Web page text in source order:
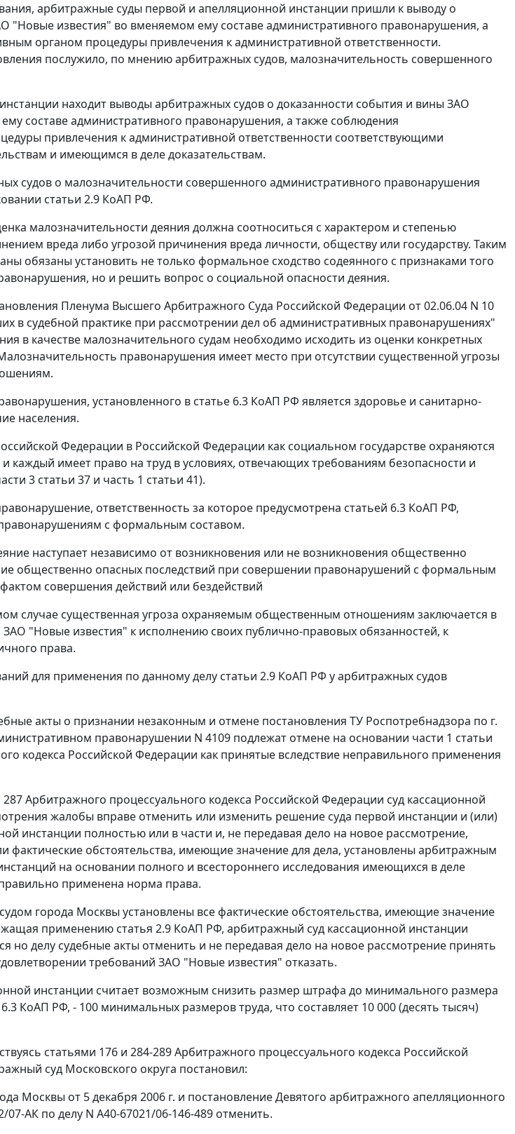
арбитражные суды первой и апелляционной инстанции пришли к выводу о
"Новые известия" во вменяемом ему составе административного правонарушения, а
органом процедуры привлечения к административной ответственности.
послужило, по мнению арбитражных судов, малозначительность совершенного
находит выводы арбитражных судов о доказанности события и вины ЗАО
составе административного правонарушения, а также соблюдения
привлечения к административной ответственности соответствующими
и имеющимся в деле доказательствам.
судов о малозначительности совершенного административного правонарушения
статьи 2.9 КоАП РФ.
малозначительности деяния должна соотноситься с характером и степенью
вреда либо угрозой причинения вреда личности, обществу или государству. Таким
обязаны установить не только формальное сходство содеянного с признаками того
но и решить вопрос о социальной опасности деяния.
Пленума Высшего Арбитражного Суда Российской Федерации от 02.06.04 N 10
в судебной практике при рассмотрении дел об административных правонарушениях"
в качестве малозначительного судам необходимо исходить из оценки конкретных
правонарушения имеет место при отсутствии существенной угрозы
установленного в статье 6.3 КоАП РФ является здоровье и санитарно-
населения.
Федерации в Российской Федерации как социальном государстве охраняются
каждый имеет право на труд в условиях, отвечающих требованиям безопасности и
3 статьи 37 и часть 1 статьи 41).
ответственность за которое предусмотрена статьей 6.3 КоАП РФ,
с формальным составом.
наступает независимо от возникновения или не возникновения общественно
общественно опасных последствий при совершении правонарушений с формальным
совершения действий или бездействий
случае существенная угроза охраняемым общественным отношениям заключается в
"Новые известия" к исполнению своих публично-правовых обязанностей, к
права.
для применения по данному делу статьи 2.9 КоАП РФ у арбитражных судов
акты о признании незаконным и отмене постановления ТУ Роспотребнадзора по г.
правонарушении N 4109 подлежат отмене на основании части 1 статьи
кодекса Российской Федерации как принятые вследствие неправильного применения
287 Арбитражного процессуального кодекса Российской Федерации суд кассационной
жалобы вправе отменить или изменить решение суда первой инстанции и (или)
инстанции полностью или в части и, не передавая дело на новое рассмотрение,
фактические обстоятельства, имеющие значение для дела, установлены арбитражным
на основании полного и всестороннего исследования имеющихся в деле
применена норма права.
города Москвы установлены все фактические обстоятельства, имеющие значение
применению статья 2.9 КоАП РФ, арбитражный суд кассационной инстанции
но делу судебные акты отменить и не передавая дело на новое рассмотрение принять
требований ЗАО "Новые известия" отказать.
инстанции считает возможным снизить размер штрафа до минимального размера
КоАП РФ, - 100 минимальных размеров труда, что составляет 10 000 (десять тысяч)
статьями 176 и 284-289 Арбитражного процессуального кодекса Российской
суд Московского округа постановил:
Москвы от 5 декабря 2006 г. и постановление Девятого арбитражного апелляционного
07-АК по делу N А40-67021/06-146-489 отменить.